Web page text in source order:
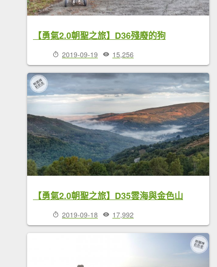
【勇氣2.0朝聖之旅】D36殘廢的狗
2019-09-19 15,256
【勇氣2.0朝聖之旅】D35雲海與金色山
2019-09-18 17,992